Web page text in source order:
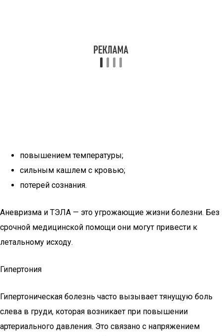
повышением температуры;
сильным кашлем с кровью;
потерей сознания.
Аневризма и ТЭЛА — это угрожающие жизни болезни. Без
срочной медицинской помощи они могут привести к
летальному исходу.
Гипертония
Гипертоническая болезнь часто вызывает тянущую боль
слева в груди, которая возникает при повышении
артериального давления. Это связано с напряжением